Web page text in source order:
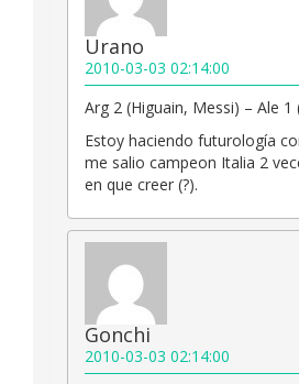
Urano
2010-03-03 02:14:00
Arg 2 (Higuain, Messi) – Ale 1
Estoy haciendo futurología
me salio campeon Italia 2
en que creer (?).
Gonchi
2010-03-03 02:14:00